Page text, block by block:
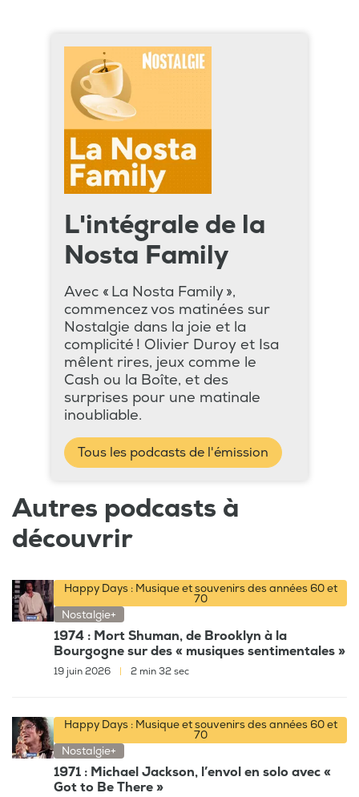
L'intégrale de la
Nosta Family
Avec « La Nosta Family »,
commencez vos matinées sur
Nostalgie dans la joie et la
complicité ! Olivier Duroy et Isa
mêlent rires, jeux comme le
Cash ou la Boîte, et des
surprises pour une matinale
inoubliable.
Tous les podcasts de l'émission
Autres podcasts à
découvrir
Happy Days : Musique et souvenirs des années 60 et
70
Nostalgie+
1974 : Mort Shuman, de Brooklyn à la
Bourgogne sur des « musiques sentimentales »
19 juin 2026 2 min 32 sec
Happy Days : Musique et souvenirs des années 60 et
70
Nostalgie+
1971 : Michael Jackson, l’envol en solo avec «
Got to Be There »